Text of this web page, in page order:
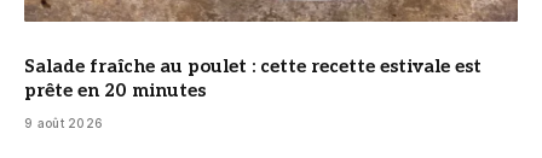
Salade fraîche au poulet : cette recette estivale est
prête en 20 minutes
9 août 2026